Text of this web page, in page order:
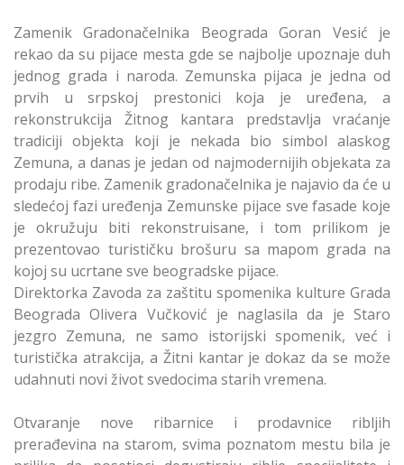
Zamenik Gradonačelnika Beograda Goran Vesić je
rekao da su pijace mesta gde se najbolje upoznaje duh
jednog grada i naroda. Zemunska pijaca je jedna od
prvih u srpskoj prestonici koja je uređena, a
rekonstrukcija Žitnog kantara predstavlja vraćanje
tradiciji objekta koji je nekada bio simbol alaskog
Zemuna, a danas je jedan od najmodernijih objekata za
prodaju ribe. Zamenik gradonačelnika je najavio da će u
sledećoj fazi uređenja Zemunske pijace sve fasade koje
je okružuju biti rekonstruisane, i tom prilikom je
prezentovao turističku brošuru sa mapom grada na
kojoj su ucrtane sve beogradske pijace.
Direktorka Zavoda za zaštitu spomenika kulture Grada
Beograda Olivera Vučković je naglasila da je Staro
jezgro Zemuna, ne samo istorijski spomenik, već i
turistička atrakcija, a Žitni kantar je dokaz da se može
udahnuti novi život svedocima starih vremena.
Otvaranje nove ribarnice i prodavnice ribljih
prerađevina na starom, svima poznatom mestu bila je